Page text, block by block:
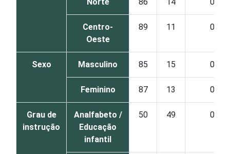
Centro-
Oeste
89 11 0
Sexo Masculino 85 15 0
Feminino 87 13 0
Grau de
instrução
Analfabeto /
Educação
infantil
50 49 0